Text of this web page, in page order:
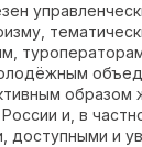
образом
и, в
доступными и